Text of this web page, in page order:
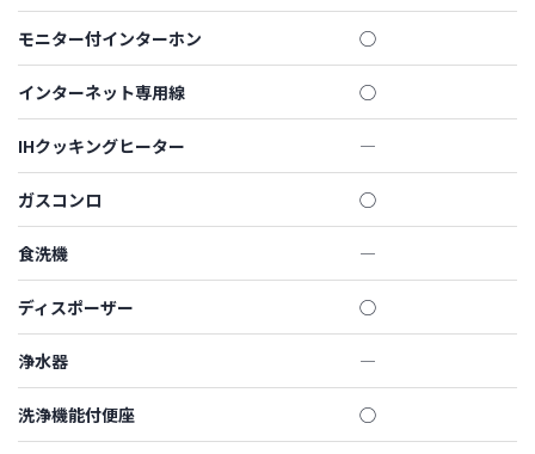
モニター付インターホン ◯
インターネット専用線 ◯
IHクッキングヒーター ―
ガスコンロ ◯
食洗機 ―
ディスポーザー ◯
浄水器 ―
洗浄機能付便座 ◯